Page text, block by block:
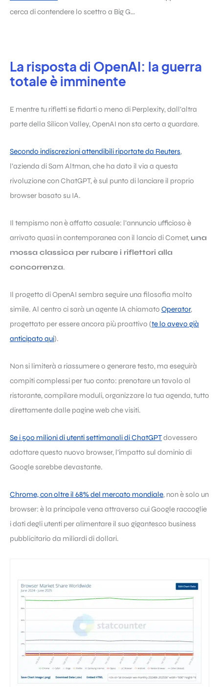
cerca di contendere lo scettro a Big G…
La risposta di OpenAI: la guerra
totale è imminente
E mentre tu rifletti se fidarti o meno di Perplexity, dall’altra
parte della Silicon Valley, OpenAI non sta certo a guardare.
Secondo indiscrezioni attendibili riportate da Reuters,
l’azienda di Sam Altman, che ha dato il via a questa
rivoluzione con ChatGPT, è sul punto di lanciare il proprio
browser basato su IA.
Il tempismo non è affatto casuale: l’annuncio ufficioso è
arrivato quasi in contemporanea con il lancio di Comet, una
mossa classica per rubare i riflettori alla
concorrenza.
Il progetto di OpenAI sembra seguire una filosofia molto
simile. Al centro ci sarà un agente IA chiamato Operator,
progettato per essere ancora più proattivo (te lo avevo già
anticipato qui).
Non si limiterà a riassumere o generare testo, ma eseguirà
compiti complessi per tuo conto: prenotare un tavolo al
ristorante, compilare moduli, organizzare la tua agenda, tutto
direttamente dalle pagine web che visiti.
Se i 500 milioni di utenti settimanali di ChatGPTdovessero
adottare questo nuovo browser, l’impatto sul dominio di
Google sarebbe devastante.
Chrome, con oltre il 68% del mercato mondiale, non è solo un
browser: è la principale vena attraverso cui Google raccoglie
i dati degli utenti per alimentare il suo gigantesco business
pubblicitario da miliardi di dollari.